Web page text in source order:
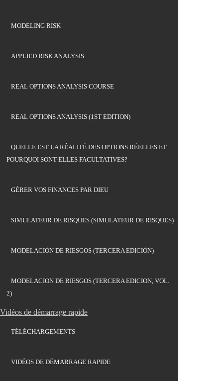
MODELING RISK
APPLIED RISK ANALYSIS
REAL OPTIONS ANALYSIS COURSE
REAL OPTIONS ANALYSIS (1ST EDITION)
QUELLE EST LA RÉALITÉ DES OPTIONS RÉELLES ET
POURQUOI SONT-ELLES FACULTATIVES?
GÉRER VOS FINANCES PAR DIEU
SIMULATEUR DE RISQUES (SIMULATEUR DE RISQUES)
MODELACIÓN DE RIESGOS (TERCERA EDICIÓN)
MODELACION DE RIESGOS (TERCERA EDICION, VOL.
2)
Vidéos de démarrage rapide
TÉLÉCHARGEMENTS
VIDÉOS DE DÉMARRAGE RAPIDE